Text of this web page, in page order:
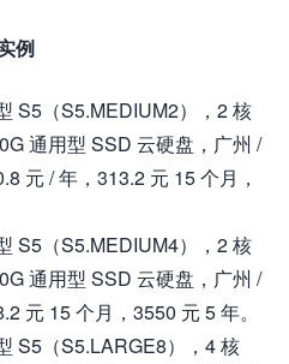
例
S5（S5.MEDIUM2），2 核
通用型 SSD 云硬盘，广州 /
元 / 年，313.2 元 15 个月，
S5（S5.MEDIUM4），2 核
通用型 SSD 云硬盘，广州 /
元 15 个月，3550 元 5 年。
S5（S5.LARGE8），4 核